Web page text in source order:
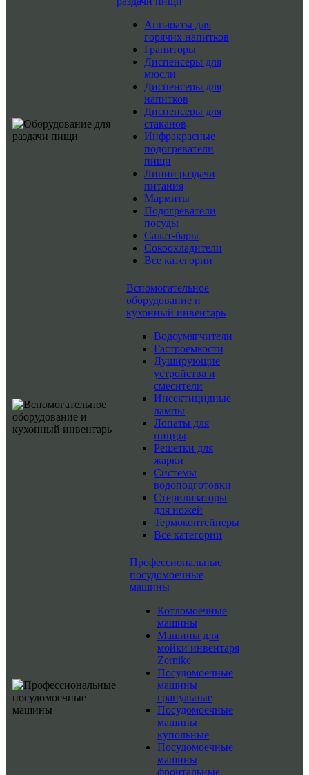
Аппараты для
горячих напитков
Граниторы
Диспенсеры для
мюсли
Диспенсеры для
напитков
Диспенсеры для
стаканов
Инфракрасные
подогреватели
пищи
Линии раздачи
питания
Мармиты
Подогреватели
посуды
Салат-бары
Сокоохладители
Все категории
Вспомогательное
оборудование и
кухонный инвентарь
Водоумягчители
Гастроемкости
Душирующие
устройства и
смесители
Инсектицидные
лампы
Лопаты для
пиццы
Решетки для
жарки
Системы
водоподготовки
Стерилизаторы
для ножей
Термоконтейнеры
Все категории
Профессиональные
посудомоечные
машины
Котломоечные
машины
Машины для
мойки инвентаря
Zernike
Посудомоечные
машины
гранульные
Посудомоечные
машины
купольные
Посудомоечные
машины
фронтальные